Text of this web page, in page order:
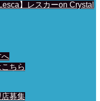
】レスカーon Crystal
へ
ちら
募集